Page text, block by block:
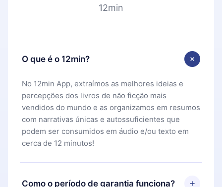
12min
O que é o 12min?
No 12min App, extraímos as melhores ideias e
percepções dos livros de não ficção mais
vendidos do mundo e as organizamos em resumos
com narrativas únicas e autossuficientes que
podem ser consumidos em áudio e/ou texto em
cerca de 12 minutos!
Como o período de garantia funciona?